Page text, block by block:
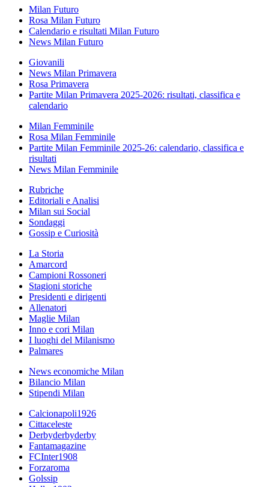
Milan Futuro
Rosa Milan Futuro
Calendario e risultati Milan Futuro
News Milan Futuro
Giovanili
News Milan Primavera
Rosa Primavera
Partite Milan Primavera 2025-2026: risultati, classifica e
calendario
Milan Femminile
Rosa Milan Femminile
Partite Milan Femminile 2025-26: calendario, classifica e
risultati
News Milan Femminile
Rubriche
Editoriali e Analisi
Milan sui Social
Sondaggi
Gossip e Curiosità
La Storia
Amarcord
Campioni Rossoneri
Stagioni storiche
Presidenti e dirigenti
Allenatori
Maglie Milan
Inno e cori Milan
I luoghi del Milanismo
Palmares
News economiche Milan
Bilancio Milan
Stipendi Milan
Calcionapoli1926
Cittaceleste
Derbyderbyderby
Fantamagazine
FCInter1908
Forzaroma
Golssip